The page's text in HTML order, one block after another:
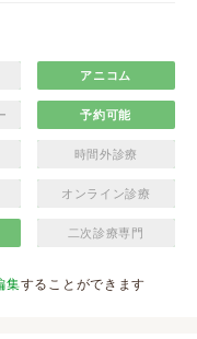
アニコム
予約可能
時間外診療
オンライン診療
二次診療専門
集することができます